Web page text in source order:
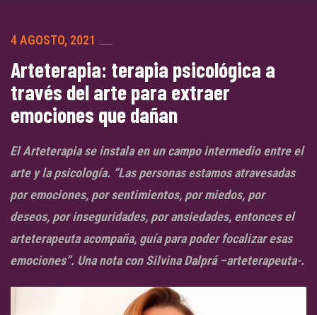
4 AGOSTO, 2021
Arteterapia: terapia psicológica a
través del arte para extraer
emociones que dañan
El Arteterapia se instala en un campo intermedio entre el
arte y la psicología. “Las personas estamos atravesadas
por emociones, por sentimientos, por miedos, por
deseos, por inseguridades, por ansiedades, entonces el
arteterapeuta acompaña, guía para poder focalizar esas
emociones”. Una nota con Silvina Dalprá –arteterapeuta-.